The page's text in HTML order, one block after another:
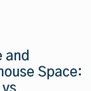
and
Space: